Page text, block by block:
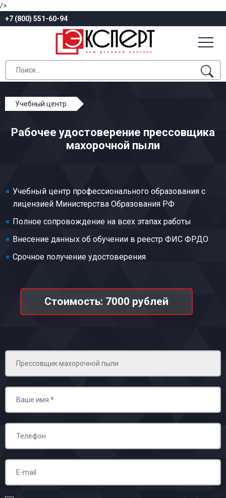
/>
+7 (800) 551-60-94
Учебный центр
Табачно-махорочное и ферментационное
Рабочее удостоверение прессовщика
махорочной пыли
Учебный центр профессионального образования с
лицензией Министерства Образования РФ
Полное сопровождение на всех этапах работы
Внесение данных об обучении в реестр ФИС ФРДО
Срочное получение удостоверения
Стоимость: 7000 рублей